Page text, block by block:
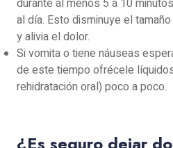
durante al menos 5 a 10
al día. Esto disminuye el
y alivia el dolor.
Si vomita o tiene náuseas
de este tiempo ofrécele
rehidratación oral) poco a poco.